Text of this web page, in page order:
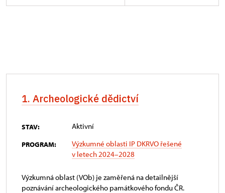
1. Archeologické dědictví
STAV: Aktivní
PROGRAM:
Výzkumné oblasti IP DKRVO řešené
v letech 2024–2028
Výzkumná oblast (VOb) je zaměřená na detailnější
poznávání archeologického památkového fondu ČR.